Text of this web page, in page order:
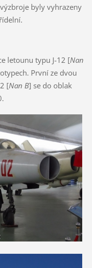
byly vyhrazeny
letounu typu J-12 [Nan
První ze dvou
[Nan B] se do oblak